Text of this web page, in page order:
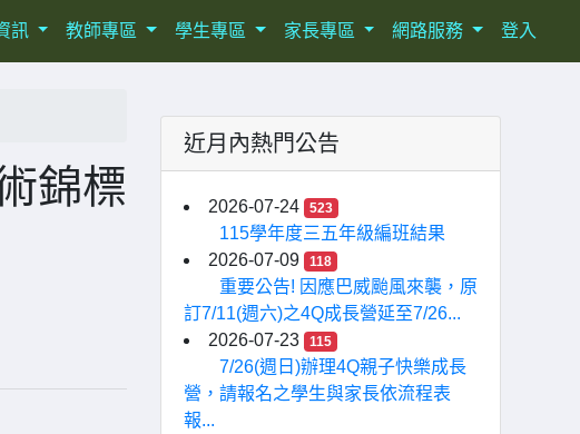
訊 教師專區 學生專區 家長專區 網路服務 登入
錦標
近月內熱門公告
2026-07-24 523
115學年度三五年級編班結果
2026-07-09
118
重要公告! 因應巴威颱風來襲，原
訂7/11(週六)之4Q成長營延至7/26...
2026-07-23
115
7/26(週日)辦理4Q親子快樂成長
營，請報名之學生與家長依流程表
報...